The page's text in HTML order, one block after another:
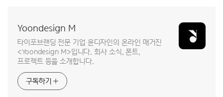
Yoondesign M
타이포브랜딩 전문 기업 윤디자인의 온라인 매거진
<Yoondesign M>입니다. 회사 소식, 폰트,
프로젝트 등을 소개합니다.
구독하기